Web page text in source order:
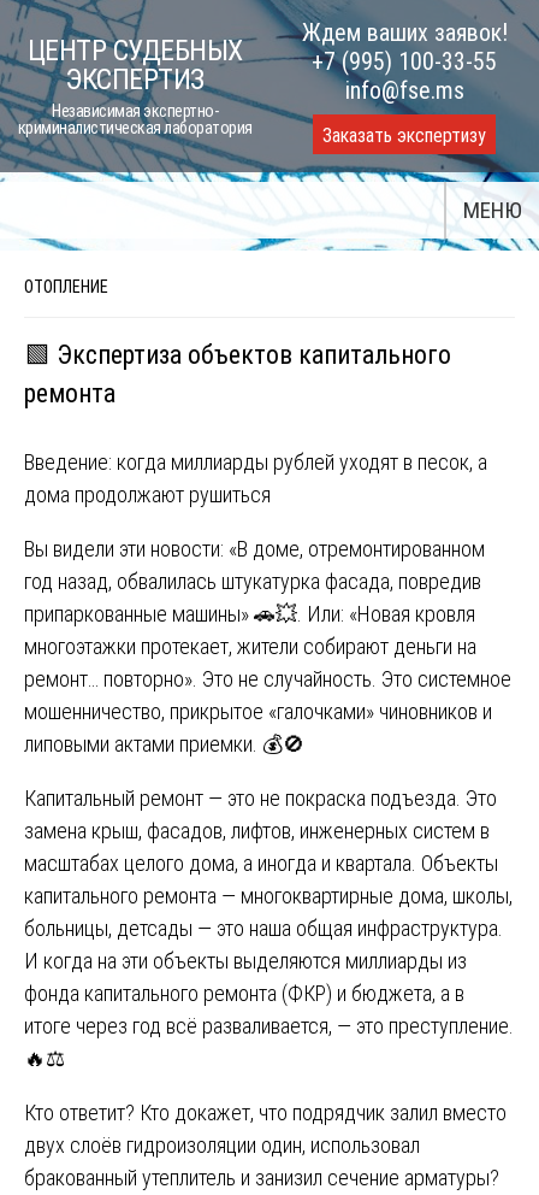
Skip
to
content
ЦЕНТР СУДЕБНЫХ
ЭКСПЕРТИЗ
Независимая экспертно-
криминалистическая лаборатория
Ждем ваших заявок!
+7 (995) 100-33-55
info@fse.ms
Заказать экспертизу
МЕНЮ
ОТОПЛЕНИЕ
🟩 Экспертиза объектов капитального
ремонта
Введение: когда миллиарды рублей уходят в песок, а
дома продолжают рушиться
Вы видели эти новости: «В доме, отремонтированном
год назад, обвалилась штукатурка фасада, повредив
припаркованные машины» 🚗💥. Или: «Новая кровля
многоэтажки протекает, жители собирают деньги на
ремонт… повторно». Это не случайность. Это системное
мошенничество, прикрытое «галочками» чиновников и
липовыми актами приемки. 💰🚫
Капитальный ремонт — это не покраска подъезда. Это
замена крыш, фасадов, лифтов, инженерных систем в
масштабах целого дома, а иногда и квартала. Объекты
капитального ремонта — многоквартирные дома, школы,
больницы, детсады — это наша общая инфраструктура.
И когда на эти объекты выделяются миллиарды из
фонда капитального ремонта (ФКР) и бюджета, а в
итоге через год всё разваливается, — это преступление.
🔥⚖️
Кто ответит? Кто докажет, что подрядчик залил вместо
двух слоёв гидроизоляции один, использовал
бракованный утеплитель и занизил сечение арматуры?